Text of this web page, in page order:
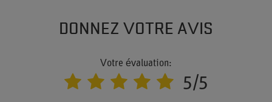
DONNEZ VOTRE AVIS
Votre évaluation:
5/5